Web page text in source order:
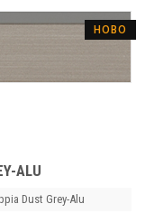
НОВО
ALU
Dust Grey-Alu